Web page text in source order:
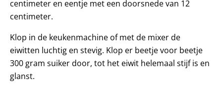
centimeter en eentje met een doorsnede van 12
centimeter.
Klop in de keukenmachine of met de mixer de
eiwitten luchtig en stevig. Klop er beetje voor beetje
300 gram suiker door, tot het eiwit helemaal stijf is en
glanst.